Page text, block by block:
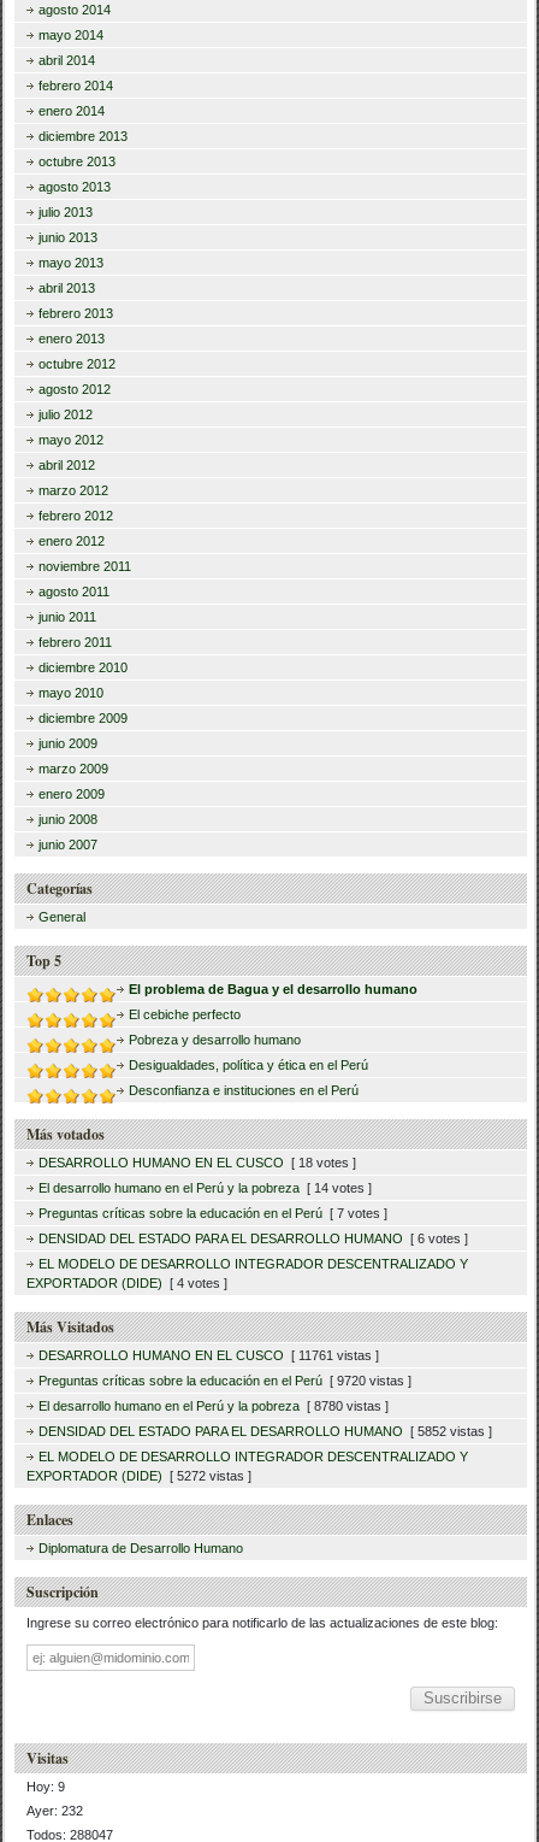
agosto 2014
mayo 2014
abril 2014
febrero 2014
enero 2014
diciembre 2013
octubre 2013
agosto 2013
julio 2013
junio 2013
mayo 2013
abril 2013
febrero 2013
enero 2013
octubre 2012
agosto 2012
julio 2012
mayo 2012
abril 2012
marzo 2012
febrero 2012
enero 2012
noviembre 2011
agosto 2011
junio 2011
febrero 2011
diciembre 2010
mayo 2010
diciembre 2009
junio 2009
marzo 2009
enero 2009
junio 2008
junio 2007
Categorías
General
Top 5
El problema de Bagua y el desarrollo humano
El cebiche perfecto
Pobreza y desarrollo humano
Desigualdades, política y ética en el Perú
Desconfianza e instituciones en el Perú
Más votados
DESARROLLO HUMANO EN EL CUSCO [ 18 votes ]
El desarrollo humano en el Perú y la pobreza [ 14 votes ]
Preguntas críticas sobre la educación en el Perú [ 7 votes ]
DENSIDAD DEL ESTADO PARA EL DESARROLLO HUMANO [ 6 votes ]
EL MODELO DE DESARROLLO INTEGRADOR DESCENTRALIZADO Y
EXPORTADOR (DIDE) [ 4 votes ]
Más Visitados
DESARROLLO HUMANO EN EL CUSCO [ 11761 vistas ]
Preguntas críticas sobre la educación en el Perú [ 9720 vistas ]
El desarrollo humano en el Perú y la pobreza [ 8780 vistas ]
DENSIDAD DEL ESTADO PARA EL DESARROLLO HUMANO [ 5852 vistas ]
EL MODELO DE DESARROLLO INTEGRADOR DESCENTRALIZADO Y
EXPORTADOR (DIDE) [ 5272 vistas ]
Enlaces
Diplomatura de Desarrollo Humano
Suscripción
Ingrese su correo electrónico para notificarlo de las actualizaciones de este blog:
Dirección
de
correo
Visitas
Hoy: 9
Ayer: 232
Todos: 288047